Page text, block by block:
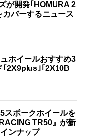
が開発｢HOMURA 2
バーするニュース
ホイールおすすめ3
｢2X9plus｣｢2X10B
スポークホイールを
TR50』が新
ンナップ